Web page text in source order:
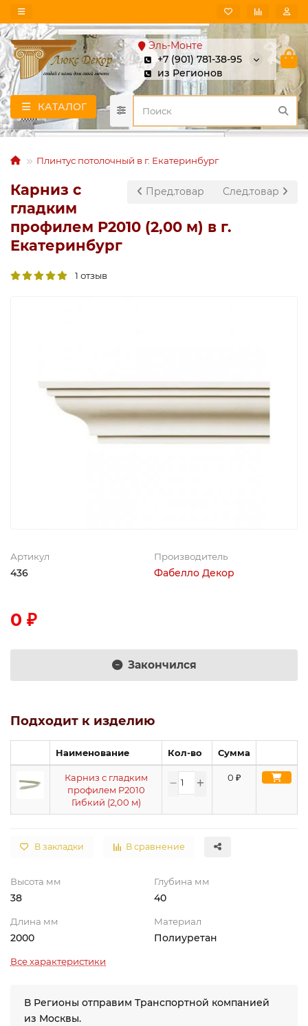
Эль-Монте
+7 (901) 781-38-95
из Регионов
КАТАЛОГ
Плинтус потолочный в г. Екатеринбург
Пред.товар След.товар
Карниз с
гладким
профилем P2010 (2,00 м) в г.
Екатеринбург
1 отзыв
Артикул
436
Производитель
Фабелло Декор
0 ₽
Закончился
Подходит к изделию
Наименование Кол-во Сумма
Карниз с гладким
профилем P2010
Гибкий (2,00 м)
0 ₽
В закладки В сравнение
Высота мм
38
Глубина мм
40
Длина мм
2000
Материал
Полиуретан
Все характеристики
В Регионы отправим Транспортной компанией
из Москвы.